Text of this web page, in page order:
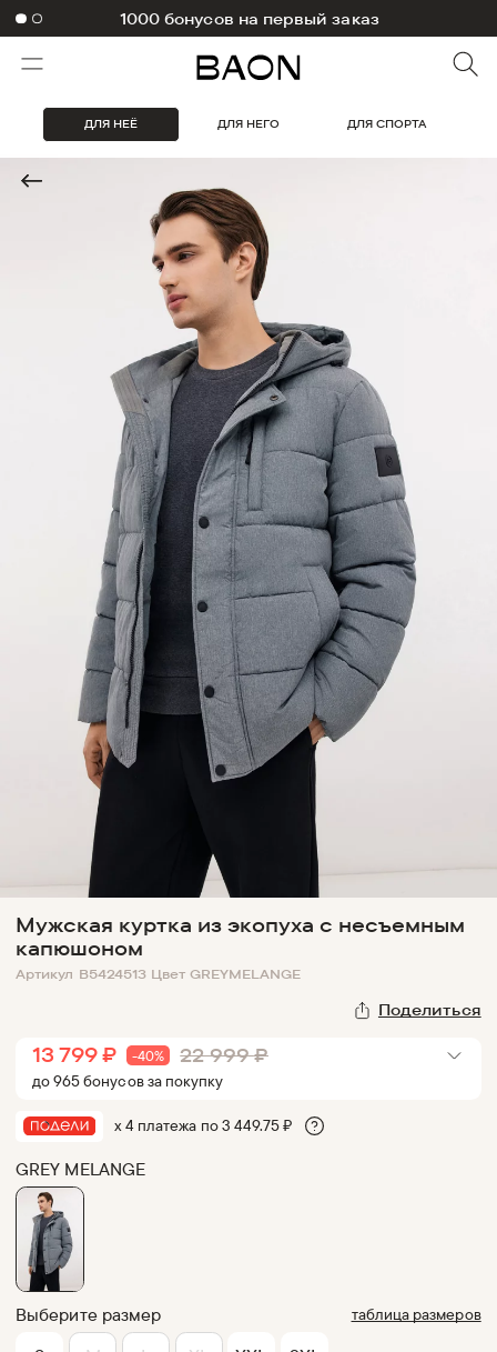
1000 бонусов на первый заказ
ДЛЯ НЕЁ ДЛЯ НЕГО ДЛЯ СПОРТА
Мужская куртка из экопуха с несъемным
капюшоном
Артикул B5424513 Цвет GREYMELANGE
Поделиться
13 799 ₽ -40% 22 999 ₽
до965бонусовза покупку
х 4 платежа по3 449.75₽
GREY MELANGE
Выберите размер таблица размеров